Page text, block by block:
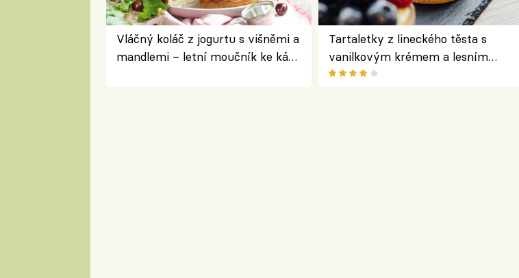
Vláčný koláč z jogurtu s višněmi a
mandlemi – letní moučník ke kávě
Tartaletky z lineckého těsta s
vanilkovým krémem a lesním
ovocem podle Bread Society